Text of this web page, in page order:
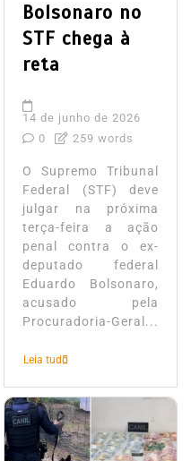
Bolsonaro no
STF chega à
reta
14 de junho de 2026
0
259 words
O Supremo Tribunal
Federal (STF) deve
julgar na próxima
terça-feira a ação
penal contra o ex-
deputado federal
Eduardo Bolsonaro,
acusado pela
Procuradoria-Geral...
Leia tudo